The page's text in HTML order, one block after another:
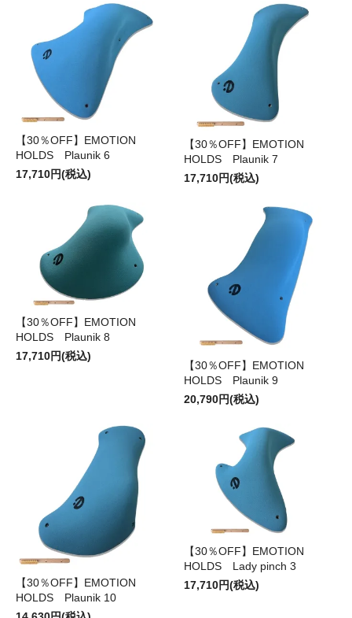
【30％OFF】EMOTION
HOLDS Plaunik 6
17,710円(税込)
【30％OFF】EMOTION
HOLDS Plaunik 7
17,710円(税込)
【30％OFF】EMOTION
HOLDS Plaunik 8
17,710円(税込)
【30％OFF】EMOTION
HOLDS Plaunik 9
20,790円(税込)
【30％OFF】EMOTION
HOLDS Plaunik 10
【30％OFF】EMOTION
HOLDS Lady pinch 3
17,710円(税込)